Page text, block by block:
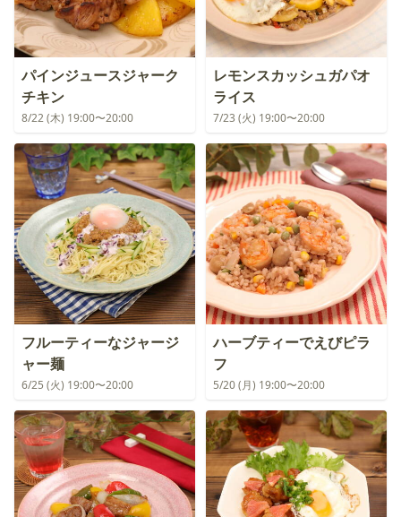
パインジュースジャーク
チキン
8/22 (木) 19:00〜20:00
レモンスカッシュガパオ
ライス
7/23 (火) 19:00〜20:00
フルーティーなジャージ
ャー麺
6/25 (火) 19:00〜20:00
ハーブティーでえびピラ
フ
5/20 (月) 19:00〜20:00